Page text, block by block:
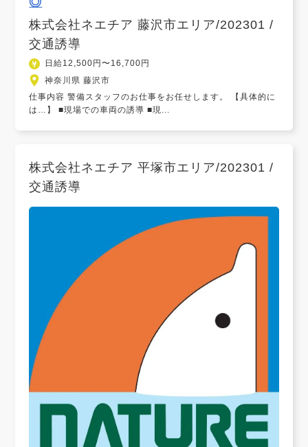
株式会社ネエチア 藤沢市エリア/202301 /
交通誘導
日給12,500円〜16,700円
神奈川県 藤沢市
仕事内容 警備スタッフのお仕事をお任せします。 【具体的に
は…】 ■現場での車両の誘導 ■現...
株式会社ネエチア 平塚市エリア/202301 /
交通誘導